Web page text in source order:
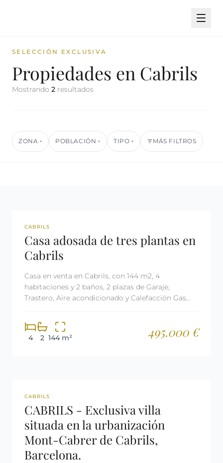
SELECCIÓN EXCLUSIVA
Propiedades en Cabrils
Mostrando 2 resultados
ZONA ▾ POBLACIÓN ▾ TIPO ▾ MÁS FILTROS
REF: 2873
CABRILS
Casa adosada de tres plantas en
Cabrils
Casa en venta en Cabrils, con 144 m2, 4
habitaciones y 2 baños, 2 plazas de Garaje,
Trastero, Aire acondicionado y Calefacción Gas
4 2 144 m² 495.000 €
REF: 1241
CABRILS
CABRILS - Exclusiva villa
situada en la urbanización
Mont-Cabrer de Cabrils,
Barcelona.